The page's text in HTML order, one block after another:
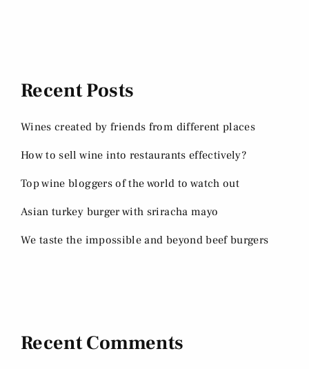
Recent Posts
Wines created by friends from different places
How to sell wine into restaurants effectively?
Top wine bloggers of the world to watch out
Asian turkey burger with sriracha mayo
We taste the impossible and beyond beef burgers
Recent Comments